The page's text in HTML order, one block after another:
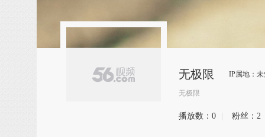
无极限 IP属地：
无极限
播放数： 0 粉丝： 2